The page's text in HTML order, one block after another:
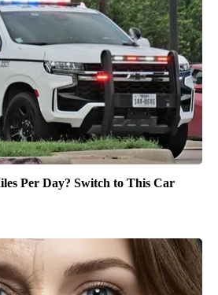
Per Day? Switch to This Car